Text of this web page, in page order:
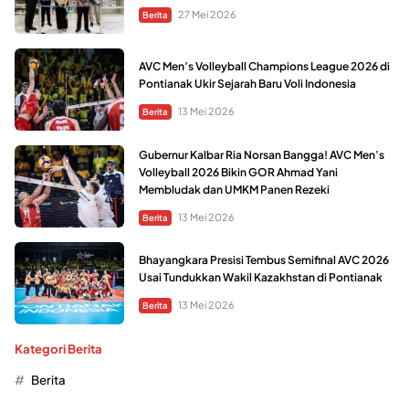
Berita 27 Mei 2026
AVC Men’s Volleyball Champions League 2026 di
Pontianak Ukir Sejarah Baru Voli Indonesia
Berita 13 Mei 2026
Gubernur Kalbar Ria Norsan Bangga! AVC Men’s
Volleyball 2026 Bikin GOR Ahmad Yani
Membludak dan UMKM Panen Rezeki
Berita 13 Mei 2026
Bhayangkara Presisi Tembus Semifinal AVC 2026
Usai Tundukkan Wakil Kazakhstan di Pontianak
Berita 13 Mei 2026
Kategori Berita
Berita